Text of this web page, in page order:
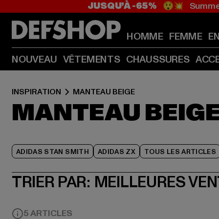
JUSQU’À -65% 😲💥
HOMME FEMME
NOUVEAU VÊTEMENTS CHAUSSURES
INSPIRATION MANTEAU BEIGE
MANTEAU
ADIDAS STAN SMITH ADIDAS ZX TOUS LES ARTICLES
TRIER PAR: MEILLEURES
5 ARTICLES